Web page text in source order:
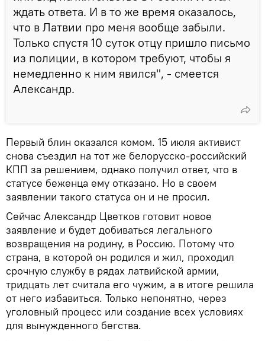
ждать ответа. И в то же время оказалось,
что в Латвии про меня вообще забыли.
Только спустя 10 суток отцу пришло письмо
из полиции, в котором требуют, чтобы я
немедленно к ним явился", - смеется
Александр.
Первый блин оказался комом. 15 июля активист
снова съездил на тот же белорусско-российский
КПП за решением, однако получил ответ, что в
статусе беженца ему отказано. Но в своем
заявлении такого статуса он и не просил.
Сейчас Александр Цветков готовит новое
заявление и будет добиваться легального
возвращения на родину, в Россию. Потому что
страна, в которой он родился и жил, проходил
срочную службу в рядах латвийской армии,
тридцать лет считала его чужим, а в итоге решила
от него избавиться. Только непонятно, через
уголовный процесс или создание всех условиях
для вынужденного бегства.